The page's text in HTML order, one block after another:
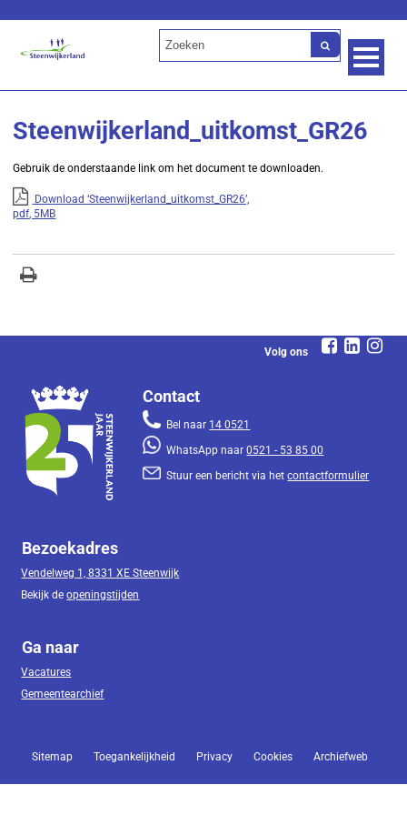
Steenwijkerland_uitkomst_GR26
Gebruik de onderstaande link om het document te downloaden.
Download ‘Steenwijkerland_uitkomst_GR26’,
pdf, 5MB
Volg ons
Contact
Bel naar 14 0521
WhatsApp naar0521 - 53 85 00
Stuur een bericht via hetcontactformulier
Bezoekadres
Vendelweg 1, 8331 XE Steenwijk
Bekijk deopeningstijden
Ga naar
Vacatures
Gemeentearchief
Sitemap Toegankelijkheid Privacy Cookies Archiefweb